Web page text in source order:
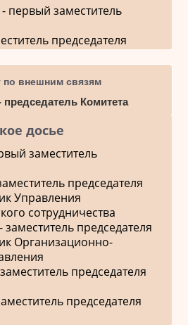
- первый заместитель
председателя
по внешним связям
Комитета
досье
заместитель
председателя
Управления
сотрудничества
заместитель председателя
Организационно-
председателя
председателя